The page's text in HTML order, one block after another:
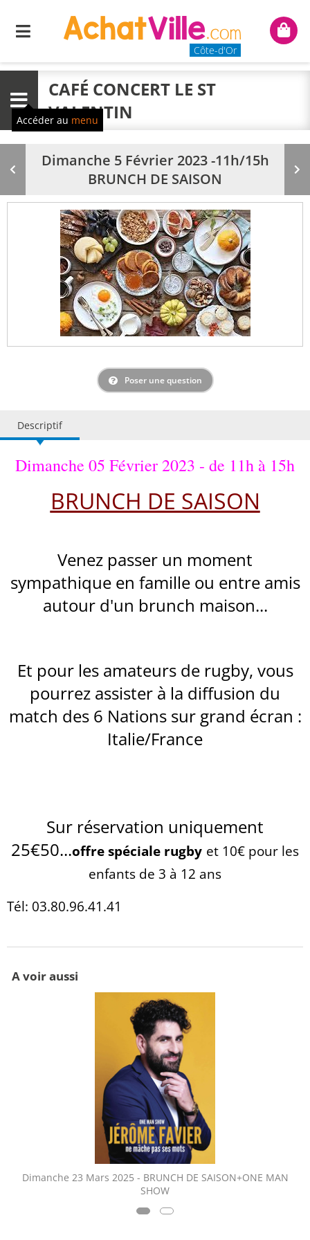
Menu
Côte-d'Or
Mon
Menu
CAFÉ CONCERT LE ST
VALENTIN
Accéder au menu
Produit
Dimanche 5 Février 2023 -11h/15h
BRUNCH DE SAISON
Poser une question
Descriptif
Dimanche 05 Février 2023 - de 11h à 15h
BRUNCH DE SAISON
Venez passer un moment
sympathique en famille ou entre amis
autour d'un brunch maison...
Et pour les amateurs de rugby, vous
pourrez assister à la diffusion du
match des 6 Nations sur grand écran :
Italie/France
Sur réservation uniquement
25€50...offre spéciale rugby et 10€ pour les
enfants de 3 à 12 ans
Tél: 03.80.96.41.41
A voir aussi
Dimanche 23 Mars 2025 - BRUNCH DE SAISON+ONE MAN
SHOW